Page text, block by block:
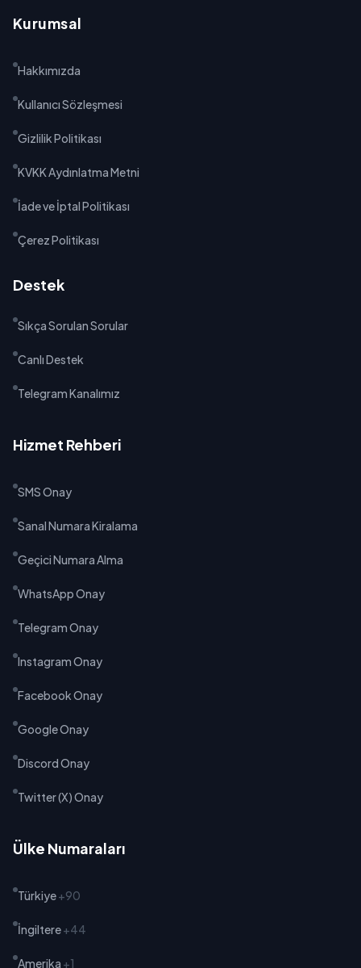
Kurumsal
Hakkımızda
Kullanıcı Sözleşmesi
Gizlilik Politikası
KVKK Aydınlatma Metni
İade ve İptal Politikası
Çerez Politikası
Destek
Sıkça Sorulan Sorular
Canlı Destek
Telegram Kanalımız
Hizmet Rehberi
SMS Onay
Sanal Numara Kiralama
Geçici Numara Alma
WhatsApp Onay
Telegram Onay
Instagram Onay
Facebook Onay
Google Onay
Discord Onay
Twitter (X) Onay
Ülke Numaraları
Türkiye+90
İngiltere+44
Amerika +1